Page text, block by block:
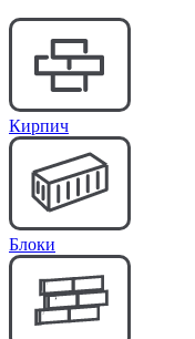
Кирпич
Блоки